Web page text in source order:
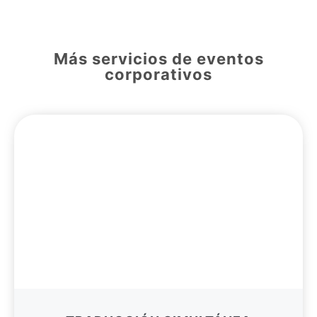
Más servicios de eventos
corporativos